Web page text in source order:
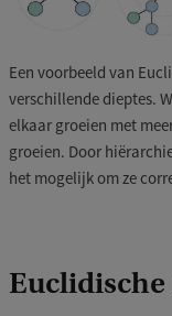
Een voorbeeld van
verschillende dieptes.
elkaar groeien met
groeien. Door
het mogelijk om ze